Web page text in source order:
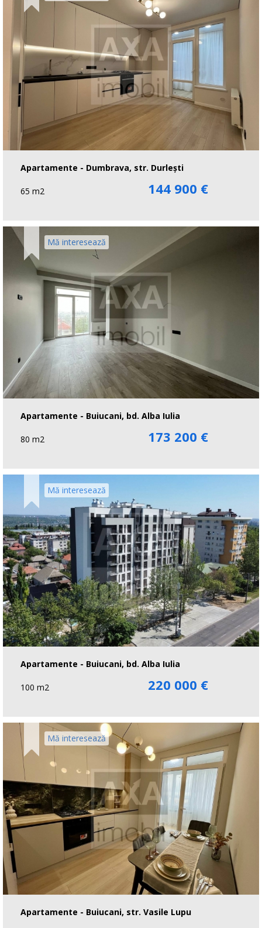
Apartamente - Dumbrava, str. Durlești
65 m2 144 900 €
Mă interesează
Apartamente - Buiucani, bd. Alba Iulia
80 m2 173 200 €
Mă interesează
Apartamente - Buiucani, bd. Alba Iulia
100 m2 220 000 €
Mă interesează
Apartamente - Buiucani, str. Vasile Lupu